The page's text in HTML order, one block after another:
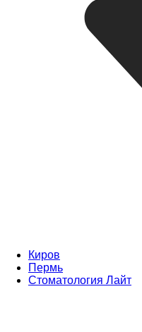
Киров
Пермь
Стоматология Лайт